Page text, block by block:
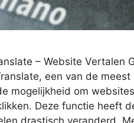
– Website Vertalen
een van de
mogelijkheid om
Deze functie heeft